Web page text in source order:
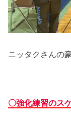
ニッタクさんの
〇強化練習のス